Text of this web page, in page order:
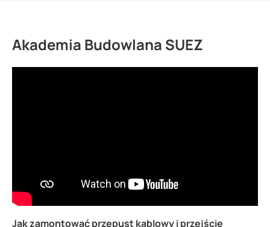
Akademia Budowlana SUEZ
Jak zamontować przepust kablowy i przejście